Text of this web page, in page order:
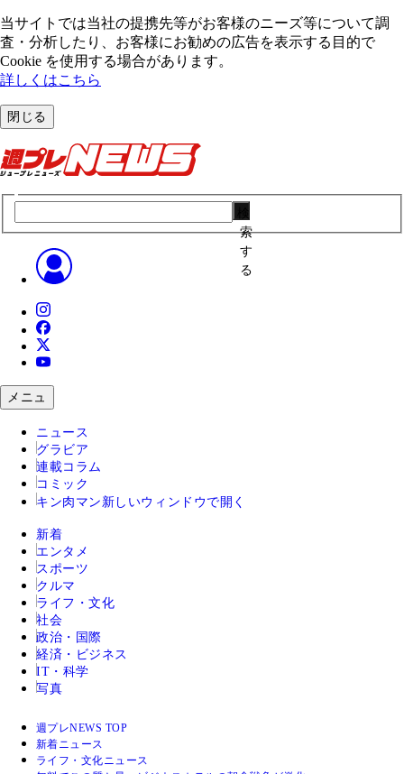
当サイトでは当社の提携先等がお客様のニーズ等について調
査・分析したり、お客様にお勧めの広告を表⽰する⽬的で
Cookie を使⽤する場合があります。
詳しくはこちら
閉じる
索
す
る
メニュ
ニュース
グラビア
連載コラム
コミック
キン肉マン 新しいウィンドウで開く
新着
エンタメ
スポーツ
クルマ
ライフ・文化
社会
政治・国際
経済・ビジネス
IT・科学
写真
週プレNEWS TOP
新着ニュース
ライフ・文化ニュース